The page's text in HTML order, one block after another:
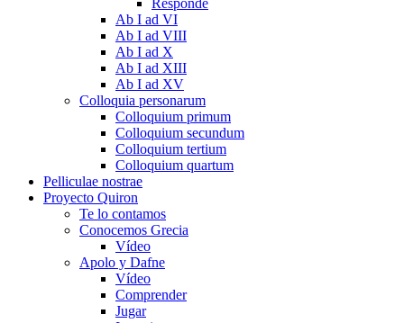
Responde
Ab I ad VI
Ab I ad VIII
Ab I ad X
Ab I ad XIII
Ab I ad XV
Colloquia personarum
Colloquium primum
Colloquium secundum
Colloquium tertium
Colloquium quartum
Pelliculae nostrae
Proyecto Quiron
Te lo contamos
Conocemos Grecia
Vídeo
Apolo y Dafne
Vídeo
Comprender
Jugar